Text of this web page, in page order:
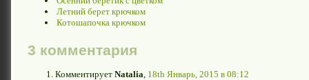
Летний берет крючком
Котошапочка крючком
3 комментария
Комментирует Natalia 18th Январь, 2015 в 08:12